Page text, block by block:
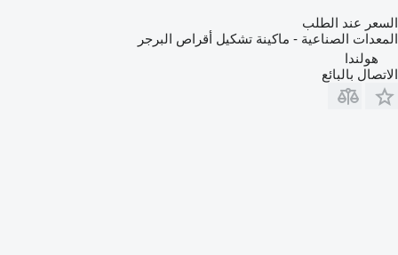
السعر عند الطلب
المعدات الصناعية - ماكينة تشكيل أقراص البرجر
هولندا
الاتصال بالبائع